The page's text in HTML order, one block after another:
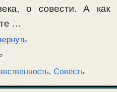
о совести. А как
…
,Совесть